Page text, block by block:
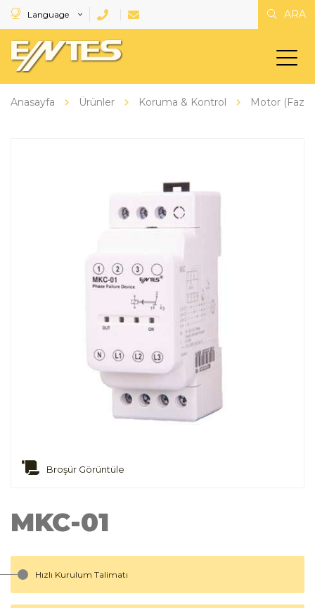
Language ARA
Anasayfa Ürünler Koruma & Kontrol Motor (Faz)
Broşür Görüntüle
MKC-01
Hızlı Kurulum Talimatı